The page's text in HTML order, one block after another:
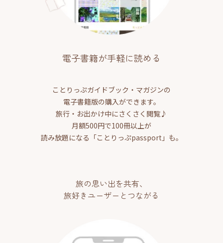
電子書籍が手軽に読める
ことりっぷガイドブック・マガジンの
電子書籍版の購入ができます。
旅行・お出かけ中にさくさく閲覧♪
月額500円で100冊以上が
読み放題になる「ことりっぷpassport」も。
旅の思い出を共有、
旅好きユーザーとつながる